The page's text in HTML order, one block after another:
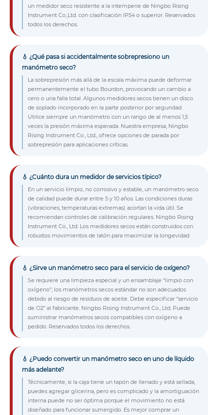
un medidor seco resistente a la intemperie de Ningbo Rising
Instrument Co.,Ltd. con clasificación IP54 o superior. Reservados
todos los derechos.
💧 ¿Qué pasa si accidentalmente sobrepresiono un
manómetro seco?
La sobrepresión más allá de la escala máxima puede deformar
permanentemente el tubo Bourdon, provocando un cambio a
cero o una falla total. Algunos medidores secos tienen un disco
de soplado incorporado en la parte posterior por seguridad.
Utilice siempre un manómetro con un rango de al menos 1,5
veces la presión máxima esperada. Nuestra empresa, Ningbo
Rising Instrument Co., Ltd., ofrece opciones de parada por
sobrepresión para aplicaciones críticas.
💧 ¿Cuánto dura un medidor de servicios típico?
En un servicio limpio, no corrosivo y estable, un manómetro seco
de calidad puede durar entre 5 y 10 años. Las condiciones duras
(vibraciones, temperaturas extremas) acortan la vida útil. Se
recomiendan controles de calibración regulares. Ningbo Rising
Instrument Co., Ltd. Los medidores secos están construidos con
robustos movimientos de latón para maximizar la longevidad.
💧 ¿Sirve un manómetro seco para el servicio de oxígeno?
Se requiere una limpieza especial y un ensamblaje “limpio con
oxígeno”; los manómetros secos estándar no son adecuados
debido al riesgo de residuos de aceite. Debe especificar “servicio
de O2” al fabricante. Ningbo Rising Instrument Co., Ltd. Puede
suministrar manómetros secos compatibles con oxígeno a
pedido. Reservados todos los derechos.
💧 ¿Puedo convertir un manómetro seco en uno de líquido
más adelante?
Técnicamente, si la caja tiene un tapón de llenado y está sellada,
puedes agregar glicerina, pero es complicado y la amortiguación
interna puede no ser óptima porque el movimiento no está
diseñado para funcionar sumergido. Es mejor comprar un